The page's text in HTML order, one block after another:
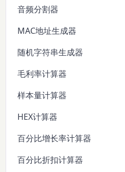
音频分割器
MAC地址生成器
随机字符串生成器
毛利率计算器
样本量计算器
HEX计算器
百分比增长率计算器
百分比折扣计算器